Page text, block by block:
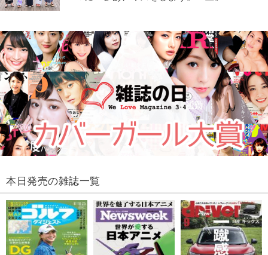
本日発売の雑誌一覧